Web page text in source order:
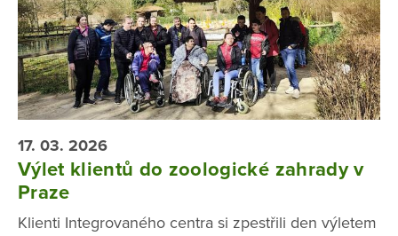
17. 03. 2026
Výlet klientů do zoologické zahrady v
Praze
Klienti Integrovaného centra si zpestřili den výletem